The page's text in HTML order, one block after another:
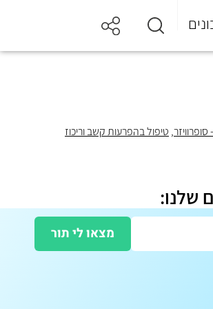
, טיפול בהפרעות קשב וריכוז
שלנו:
מצאו לי תור